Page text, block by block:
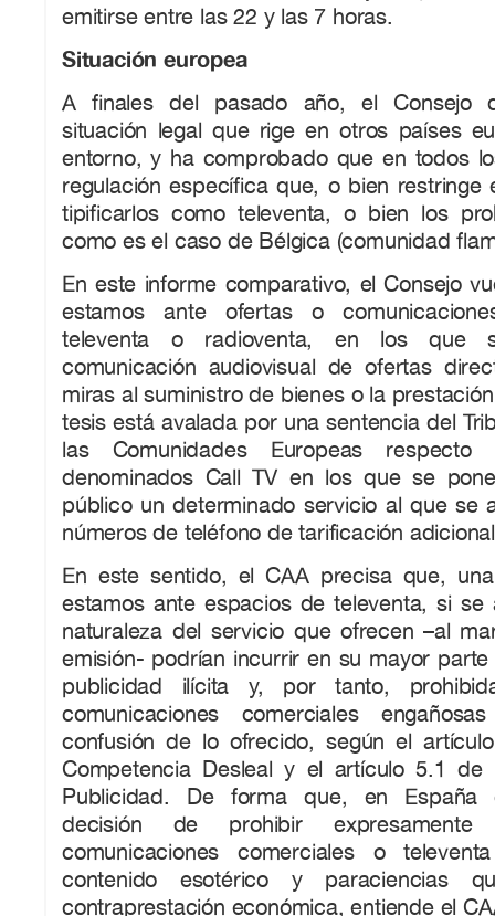
emitirse entre las 22 y las 7 horas.
Situación europea
A finales del pasado año, el Consejo
situación legal que rige en otros países
entorno, y ha comprobado que en todos
regulación específica que, o bien restringe
tipificarlos como televenta, o bien los
como es el caso de Bélgica (comunidad
En este informe comparativo, el Consejo
estamos ante ofertas o
televenta o radioventa, en los que
comunicación audiovisual de ofertas
miras al suministro de bienes o la
tesis está avalada por una sentencia del
las Comunidades Europeas
denominados Call TV en los que se
público un determinado servicio al que se
números de teléfono de tarificación
En este sentido, el CAA precisa que,
estamos ante espacios de televenta, si
naturaleza del servicio que ofrecen –al
emisión- podrían incurrir en su mayor
publicidad ilícita y, por tanto,
comunicaciones comerciales
confusión de lo ofrecido, según el
Competencia Desleal y el artículo 5.1
Publicidad. De forma que, en España
decisión de prohibir
comunicaciones comerciales o
contenido esotérico y paraciencias
contraprestación económica, entiende el